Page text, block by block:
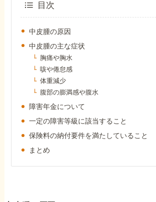
Q&A・相談事例
障害年金コラム
お知らせ
事務所について
お客様からの感謝のお手紙
目次
中皮腫の原因
中皮腫の主な症状
胸痛や胸水
咳や倦怠感
体重減少
腹部の膨満感や腹水
障害年金について
一定の障害等級に該当すること
保険料の納付要件を満たしていること
まとめ